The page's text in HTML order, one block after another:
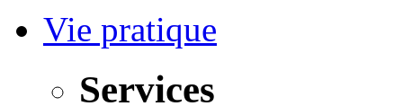
Vie pratique
Services